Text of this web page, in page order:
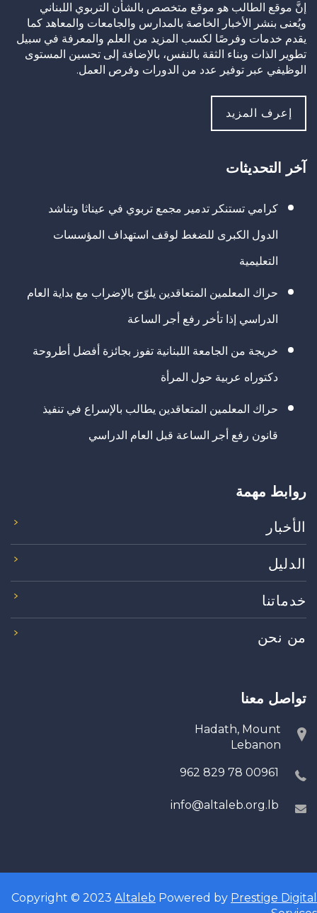
إنَّ موقع الطالب هو موقع متخصص بالشأن التربوي اللبناني
ويُعنى بنشر الأخبار الخاصة بالمدارس والجامعات والمعاهد كما
يقدم خدمات وفرصًا لكسب المزيد من العلم والمعرفة في سبيل
تطوير الذات وبناء الثقة بالنفس، بالإضافة إلى تحسين المستوى
الوظيفي عبر توفير عدد من الدورات وفرص العمل.
إعرف المزيد
آخر التحديثات
كرامي تستنكر تدمير مجمع تربوي في عيناثا وتناشد
الدول الكبرى للضغط لوقف استهداف المؤسسات
التعليمية
حراك المعلمين المتعاقدين يلوّح بالإضراب مع بداية العام
الدراسي إذا تأخر رفع أجر الساعة
خريجة من الجامعة اللبنانية تفوز بجائزة أفضل أطروحة
دكتوراه عربية حول المرأة
حراك المعلمين المتعاقدين يطالب بالإسراع في تنفيذ
قانون رفع أجر الساعة قبل العام الدراسي
روابط مهمة
الأخبار
الدليل
خدماتنا
من نحن
تواصل معنا
Hadath, Mount
Lebanon
00961 78 829 962
info@altaleb.org.lb
Copyright © 2023 Altaleb Powered by Prestige Digital